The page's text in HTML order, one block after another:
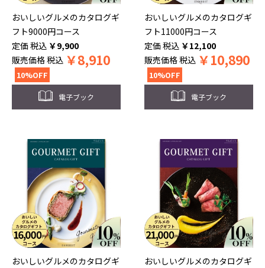
おいしいグルメのカタログギ
フト9000円コース
税込 ￥9,900
販売価格税込 ￥8,910
10%OFF
電子ブック
おいしいグルメのカタログギ
フト11000円コース
税込 ￥12,100
販売価格税込 ￥10,890
10%OFF
電子ブック
おいしいグルメのカタログギ
おいしいグルメのカタログギ